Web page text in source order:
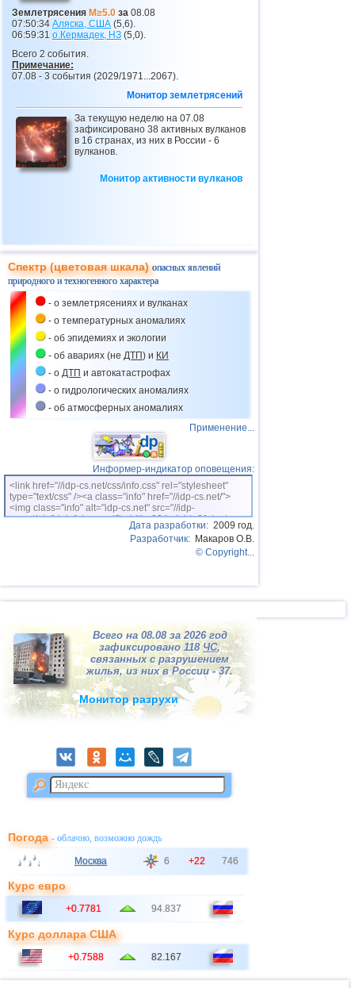
29 Боливия
30 Коста-Рика
31 Аргентина
32 Африка
33 Румыния 2,8...3,2 3
34 Гватемала 3,1 1
35 Мьянма
Гваделупа 3,0 1
40 Польша 2,6
Землетрясения M≥5.0 за 08.08
07:50:34 Аляска, США (5,6).
06:59:31 о.Кермадек, НЗ (5,0).
Всего 2 события.
Примечание:
07.08 - 3 события (2029/1971...2067).
Монитор землетрясений
За текущую неделю на 07.08
зафиксировано 38 активных вулканов
в 16 странах, из них в России - 6
вулканов.
Монитор активности вулканов
Спектр (цветовая шкала)опасных явлений
природного и техногенного характера
- о землетрясениях и вулканах
- о температурных аномалиях
- об эпидемиях и экологии
- об авариях (не ДТП) и КИ
- о ДТП и автокатастрофах
- о гидрологических аномалиях
- об атмосферных аномалиях
Применение...
Информер-индикатор оповещения:
<link href="//idp-cs.net/css/info.css" rel="stylesheet"
type="text/css" /><a class="info" href="//idp-cs.net/">
<img class="info" alt="idp-cs.net" src="//idp-
cs.net/pix/idpinfok_sm.gif" width=88 height=31 /></a>
Дата разработки: 2009 год.
Разработчик: Макаров О.В.
© Copyright...
Всего на 08.08 за 2026 год
зафиксировано 118ЧС,
связанных с разрушением
жилья, из них в России - 37.
Монитор разрухи
Погода- облачно, возможно дождь
Москва 6 +22 746
Курс евро
+0.7781 94.837
Курс доллара США
+0.7588 82.167